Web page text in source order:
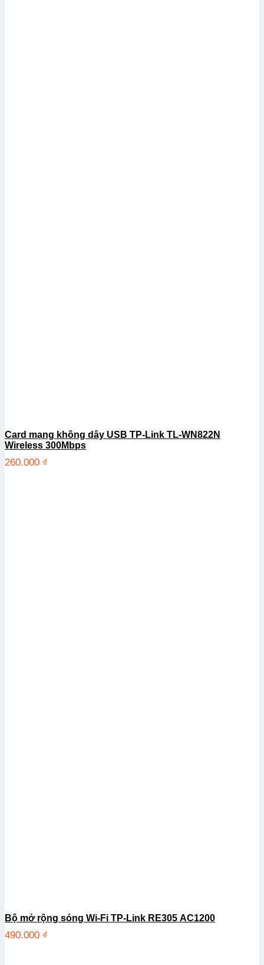
Card mạng không dây USB TP-Link TL-WN822N
Wireless 300Mbps
260.000 ₫
Bộ mở rộng sóng Wi-Fi TP-Link RE305 AC1200
490.000 ₫